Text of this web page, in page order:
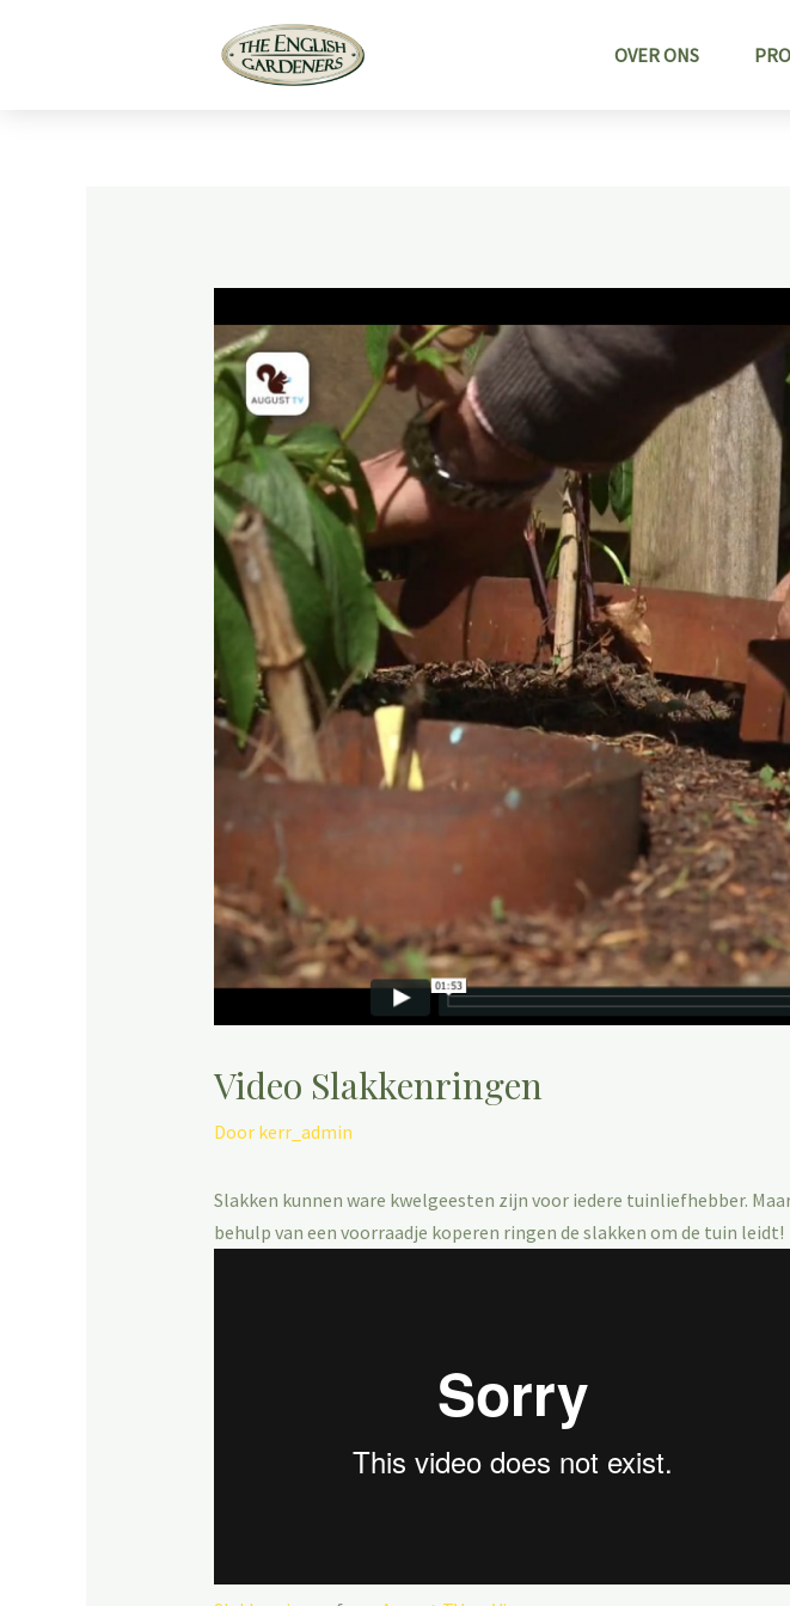
OVER ONS
Video Slakkenringen
Door kerr_admin
Slakken kunnen ware kwelgeesten zijn voor iedere tuinliefhebber.
behulp van een voorraadje koperen ringen de slakken om de tuin leidt!